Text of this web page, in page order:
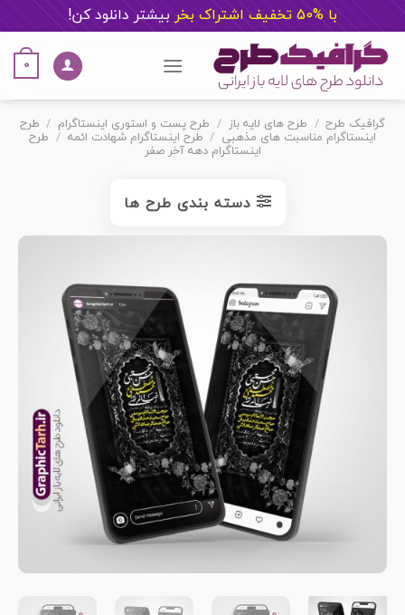
با %50 تخفیف اشتراک بخر بیشتر دانلود کن!
content
0
گرافیک طرح / طرح های لایه باز / طرح پست و استوری اینستاگرام / طرح
اینستاگرام مناسبت های مذهبی / طرح اینستاگرام شهادت ائمه / طرح
اینستاگرام دهه آخر صفر
دسته بندی طرح ها